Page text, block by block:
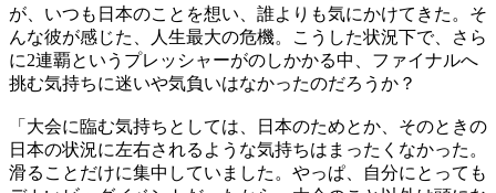
が、いつも日本のことを想い、誰よりも気にかけてきた。そ
んな彼が感じた、人生最大の危機。こうした状況下で、さら
に2連覇というプレッシャーがのしかかる中、ファイナルへ
挑む気持ちに迷いや気負いはなかったのだろうか？
「大会に臨む気持ちとしては、日本のためとか、そのときの
日本の状況に左右されるような気持ちはまったくなかった。
滑ることだけに集中していました。やっぱ、自分にとっても